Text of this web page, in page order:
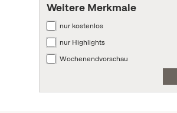
Weitere Merkmale
nur kostenlos
nur Highlights
Wochenendvorschau